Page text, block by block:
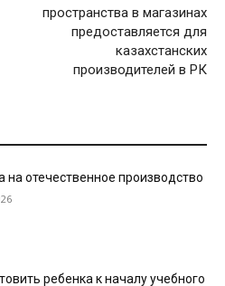
пространства в магазинах
предоставляется для
казахстанских
производителей в РК
на отечественное производство
ребенка к началу учебного